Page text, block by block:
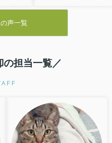
い点も
持てた
っとこ
だけた
にあり
疑問点があった時にわ
家を購入までの複雑な
て行うことができ、納
〇感じたこと、良かっ
うして欲しかったこと
住宅購入専用のLINEで
声一覧
の担当一覧／